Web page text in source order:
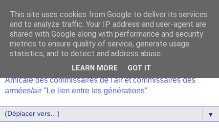
Amicale des commissaires de l'air et commissaires des
armées/air "Le lien entre les générations"
▼
This site uses cookies from Google to deliver its services
and to analyze traffic. Your IP address and user-agent are
shared with Google along with performance and security
metrics to ensure quality of service, generate usage
statistics, and to detect and address abuse.
LEARN MORE GOT IT